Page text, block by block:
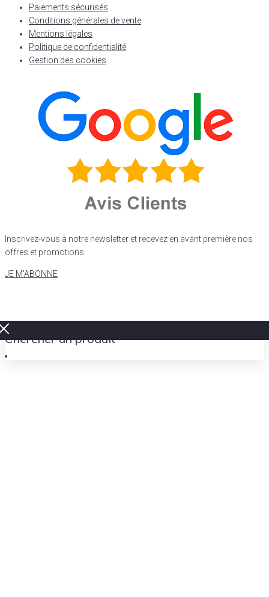
Paiements sécurisés
Conditions générales de vente
Mentions légales
Politique de confidentialité
Gestion des cookies
Inscrivez-vous à notre newsletter et recevez en avant première nos
offres et promotions
JE M'ABONNE